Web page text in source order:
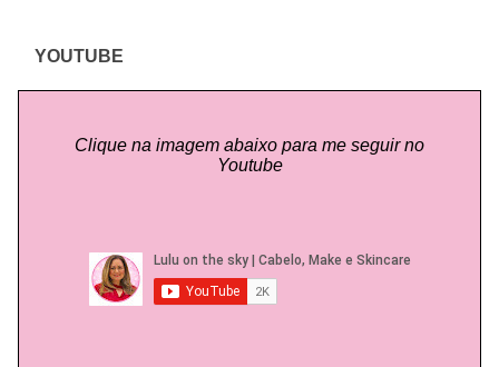
YOUTUBE
Clique na imagem abaixo para me seguir no
Youtube